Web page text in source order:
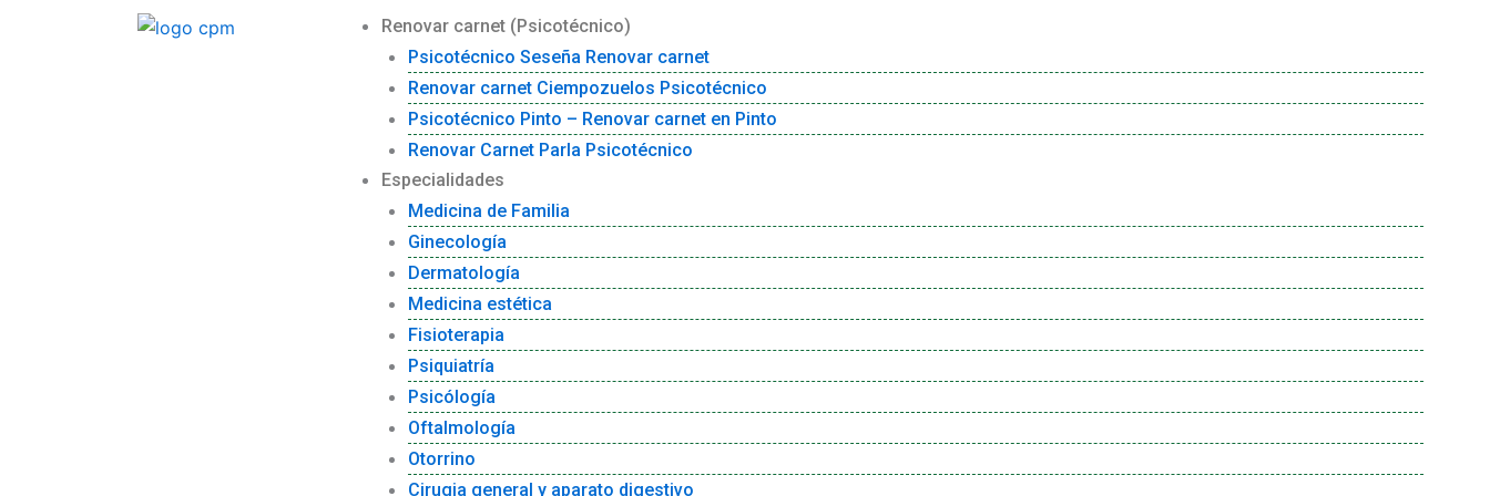
Renovar carnet (Psicotécnico)
Psicotécnico Seseña Renovar carnet
Renovar carnet Ciempozuelos Psicotécnico
Psicotécnico Pinto – Renovar carnet en Pinto
Renovar Carnet Parla Psicotécnico
Especialidades
Medicina de Familia
Ginecología
Dermatología
Medicina estética
Fisioterapia
Psiquiatría
Psicólogía
Oftalmología
Otorrino
Cirugia general y aparato digestivo